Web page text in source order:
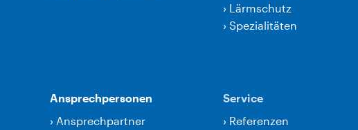
› Lärmschutz
› Spezialitäten
Ansprechpersonen
› Ansprechpartner
Service
› Referenzen